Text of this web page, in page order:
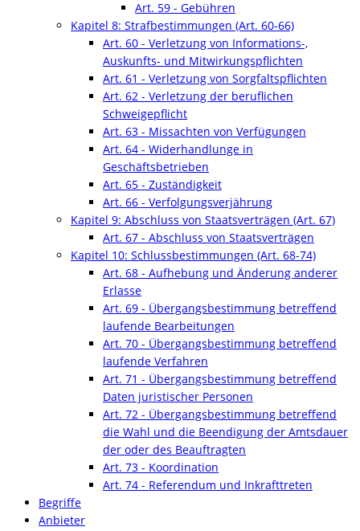
Art. 59 - Gebühren
Kapitel 8: Strafbestimmungen (Art. 60-66)
Art. 60 - Verletzung von Informations-,
Auskunfts- und Mitwirkungspflichten
Art. 61 - Verletzung von Sorgfaltspflichten
Art. 62 - Verletzung der beruflichen
Schweigepflicht
Art. 63 - Missachten von Verfügungen
Art. 64 - Widerhandlunge in
Geschäftsbetrieben
Art. 65 - Zuständigkeit
Art. 66 - Verfolgungsverjährung
Kapitel 9: Abschluss von Staatsverträgen (Art. 67)
Art. 67 - Abschluss von Staatsverträgen
Kapitel 10: Schlussbestimmungen (Art. 68-74)
Art. 68 - Aufhebung und Änderung anderer
Erlasse
Art. 69 - Übergangsbestimmung betreffend
laufende Bearbeitungen
Art. 70 - Übergangsbestimmung betreffend
laufende Verfahren
Art. 71 - Übergangsbestimmung betreffend
Daten juristischer Personen
Art. 72 - Übergangsbestimmung betreffend
die Wahl und die Beendigung der Amtsdauer
der oder des Beauftragten
Art. 73 - Koordination
Art. 74 - Referendum und Inkrafttreten
Begriffe
Anbieter